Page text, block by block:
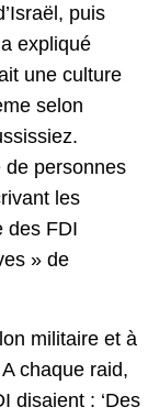
puis
expliqué
une culture
selon
de personnes
les
des FDI
» de
militaire et à
chaque raid,
disaient : ‘Des